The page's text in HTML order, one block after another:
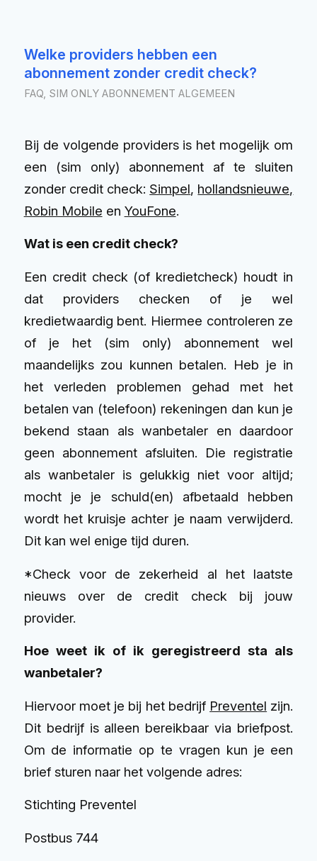
Welke providers hebben een
abonnement zonder credit check?
FAQ, SIM ONLY ABONNEMENT ALGEMEEN
Bij de volgende providers is het mogelijk om
een (sim only) abonnement af te sluiten
zonder credit check: Simpel, hollandsnieuwe,
Robin Mobile en YouFone.
Wat is een credit check?
Een credit check (of kredietcheck) houdt in
dat providers checken of je wel
kredietwaardig bent. Hiermee controleren ze
of je het (sim only) abonnement wel
maandelijks zou kunnen betalen. Heb je in
het verleden problemen gehad met het
betalen van (telefoon) rekeningen dan kun je
bekend staan als wanbetaler en daardoor
geen abonnement afsluiten. Die registratie
als wanbetaler is gelukkig niet voor altijd;
mocht je je schuld(en) afbetaald hebben
wordt het kruisje achter je naam verwijderd.
Dit kan wel enige tijd duren.
*Check voor de zekerheid al het laatste
nieuws over de credit check bij jouw
provider.
Hoe weet ik of ik geregistreerd sta als
wanbetaler?
Hiervoor moet je bij het bedrijf Preventel zijn.
Dit bedrijf is alleen bereikbaar via briefpost.
Om de informatie op te vragen kun je een
brief sturen naar het volgende adres:
Stichting Preventel
Postbus 744